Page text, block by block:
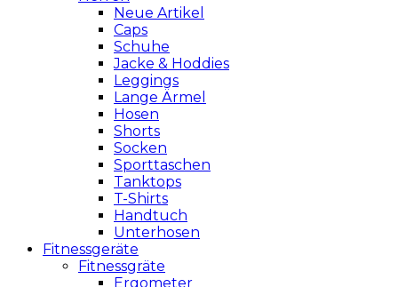
Neue Artikel
Caps
Schuhe
Jacke & Hoddies
Leggings
Lange Ärmel
Hosen
Shorts
Socken
Sporttaschen
Tanktops
T-Shirts
Handtuch
Unterhosen
Fitnessgeräte
Fitnessgräte
Ergometer